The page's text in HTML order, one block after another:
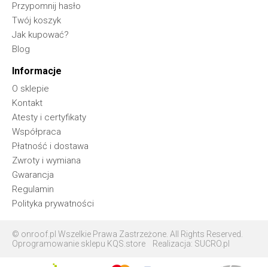
Przypomnij hasło
Twój koszyk
Jak kupować?
Blog
Informacje
O sklepie
Kontakt
Atesty i certyfikaty
Współpraca
Płatność i dostawa
Zwroty i wymiana
Gwarancja
Regulamin
Polityka prywatności
© onroof.pl Wszelkie Prawa Zastrzeżone. All Rights Reserved.
Oprogramowanie sklepu KQS.store
Realizacja: SUCRO.pl